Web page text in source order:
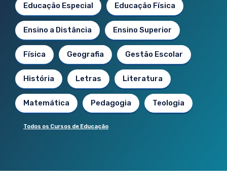
Educação Especial Educação Física
Ensino a Distância Ensino Superior
Física Geografia Gestão Escolar
História Letras Literatura
Matemática Pedagogia Teologia
Todos os Cursos de Educação